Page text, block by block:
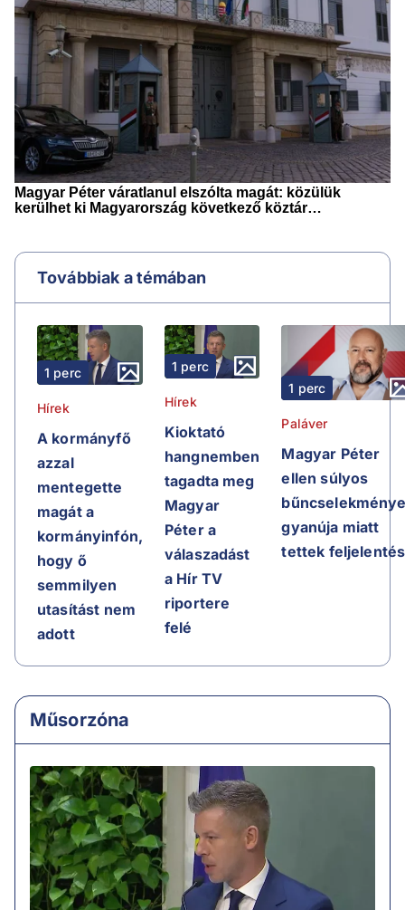
Továbbiak a témában
1 perc
Hírek
A kormányfő
azzal
mentegette
magát a
kormányinfón,
hogy ő
semmilyen
utasítást nem
adott
1 perc
Hírek
Kioktató
hangnemben
tagadta meg
Magyar
Péter a
válaszadást
a Hír TV
riportere
felé
1 perc
Paláver
Magyar Péter
ellen súlyos
gyanúja miatt
tettek
Műsorzóna